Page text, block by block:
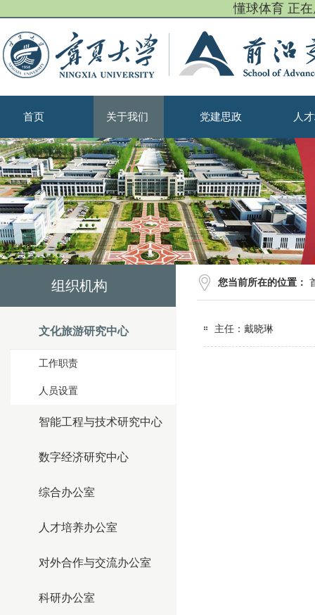
懂球体育 正
首页 关于我们 党建思政 人
组织机构
文化旅游研究中心
工作职责
人员设置
智能工程与技术研究中心
数字经济研究中心
综合办公室
人才培养办公室
对外合作与交流办公室
科研办公室
您当前所在的位置：
主任：戴晓琳